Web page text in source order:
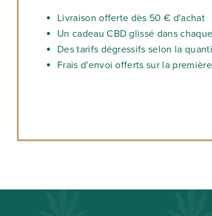
Livraison offerte dès 50 € d'achat
Un cadeau CBD glissé dans
Des tarifs dégressifs selon la
Frais d'envoi offerts sur la